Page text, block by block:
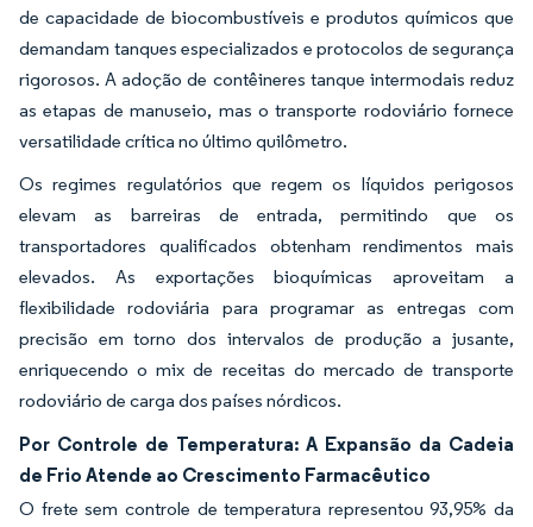
de capacidade de biocombustíveis e produtos químicos que
demandam tanques especializados e protocolos de segurança
rigorosos. A adoção de contêineres tanque intermodais reduz
as etapas de manuseio, mas o transporte rodoviário fornece
versatilidade crítica no último quilômetro.
Os regimes regulatórios que regem os líquidos perigosos
elevam as barreiras de entrada, permitindo que os
transportadores qualificados obtenham rendimentos mais
elevados. As exportações bioquímicas aproveitam a
flexibilidade rodoviária para programar as entregas com
precisão em torno dos intervalos de produção a jusante,
enriquecendo o mix de receitas do mercado de transporte
rodoviário de carga dos países nórdicos.
Por Controle de Temperatura: A Expansão da Cadeia
de Frio Atende ao Crescimento Farmacêutico
O frete sem controle de temperatura representou 93,95% da